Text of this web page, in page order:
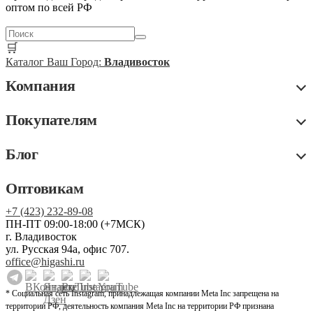
оптом по всей РФ
🛒
Каталог Ваш Город: Владивосток
Компания
Покупателям
Блог
Оптовикам
+7 (423) 232-89-08
ПН-ПТ 09:00-18:00 (+7МСК)
г. Владивосток
ул. Русская 94а, офис 707.
office@higashi.ru
* Социальная сеть Instagram, принадлежащая компании Meta Inc запрещена на
территории РФ, деятельность компания Meta Inc на территории РФ признана